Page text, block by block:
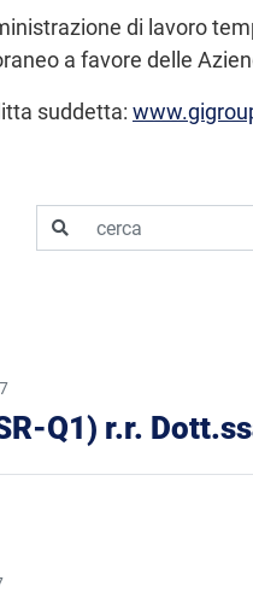
di lavoro
a favore delle
suddetta:
cerca
Q1) r.r.